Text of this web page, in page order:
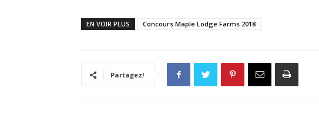
EN VOIR PLUS Concours Maple Lodge Farms 2018
Partagez!